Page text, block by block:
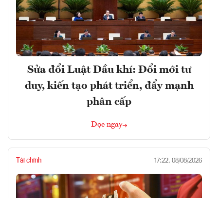
Sửa đổi Luật Dầu khí: Đổi mới tư
duy, kiến tạo phát triển, đẩy mạnh
phân cấp
Đọc ngay
Tài chính 17:22, 08/08/2026